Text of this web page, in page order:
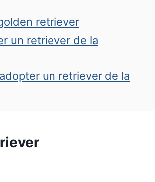
retriever
un retriever de la
un retriever de la